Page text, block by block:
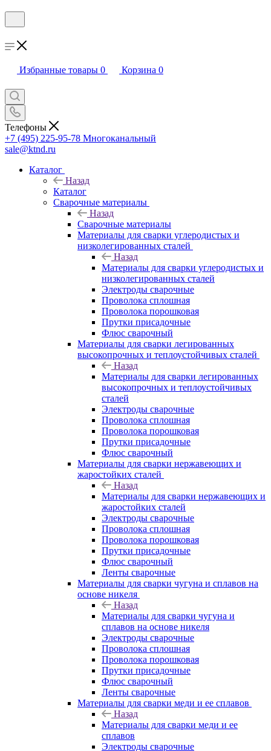
Избранные товары 0 Корзина 0
Телефоны
+7 (495) 225-95-78 Многоканальный
sale@ktnd.ru
Каталог
Назад
Каталог
Сварочные материалы
Назад
Сварочные материалы
Материалы для сварки углеродистых и
низколегированных сталей
Назад
Материалы для сварки углеродистых и
низколегированных сталей
Электроды сварочные
Проволока сплошная
Проволока порошковая
Прутки присадочные
Флюс сварочный
Материалы для сварки легированных
высокопрочных и теплоустойчивых сталей
Назад
Материалы для сварки легированных
высокопрочных и теплоустойчивых
сталей
Электроды сварочные
Проволока сплошная
Проволока порошковая
Прутки присадочные
Флюс сварочный
Материалы для сварки нержавеющих и
жаростойких сталей
Назад
Материалы для сварки нержавеющих и
жаростойких сталей
Электроды сварочные
Проволока сплошная
Проволока порошковая
Прутки присадочные
Флюс сварочный
Ленты сварочные
Материалы для сварки чугуна и сплавов на
основе никеля
Назад
Материалы для сварки чугуна и
сплавов на основе никеля
Электроды сварочные
Проволока сплошная
Проволока порошковая
Прутки присадочные
Флюс сварочный
Ленты сварочные
Материалы для сварки меди и ее сплавов
Назад
Материалы для сварки меди и ее
сплавов
Электроды сварочные